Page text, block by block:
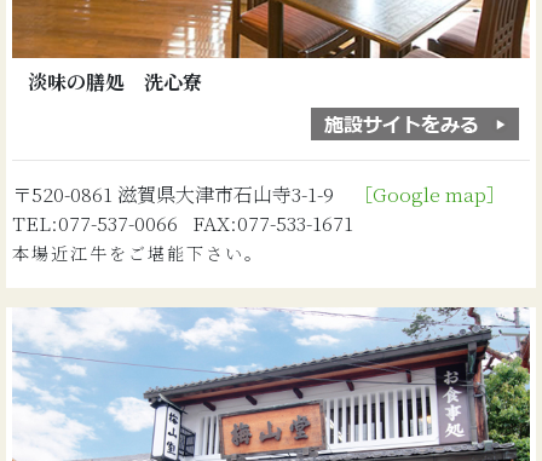
淡味の膳処 洗心寮
〒520-0861 滋賀県大津市石山寺3-1-9
［Google map］
TEL:077-537-0066 FAX:077-533-1671
本場近江牛をご堪能下さい。